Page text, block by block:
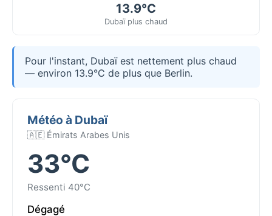
13.9°C
Dubaï plus chaud
Pour l'instant, Dubaï est nettement plus chaud
— environ 13.9°C de plus que Berlin.
Météo à Dubaï
🇦🇪 Émirats Arabes Unis
33°C
Ressenti 40°C
Dégagé